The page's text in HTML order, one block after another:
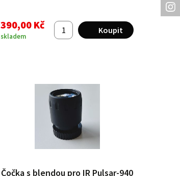
390,00 Kč
skladem
Čočka s blendou pro IR Pulsar-940